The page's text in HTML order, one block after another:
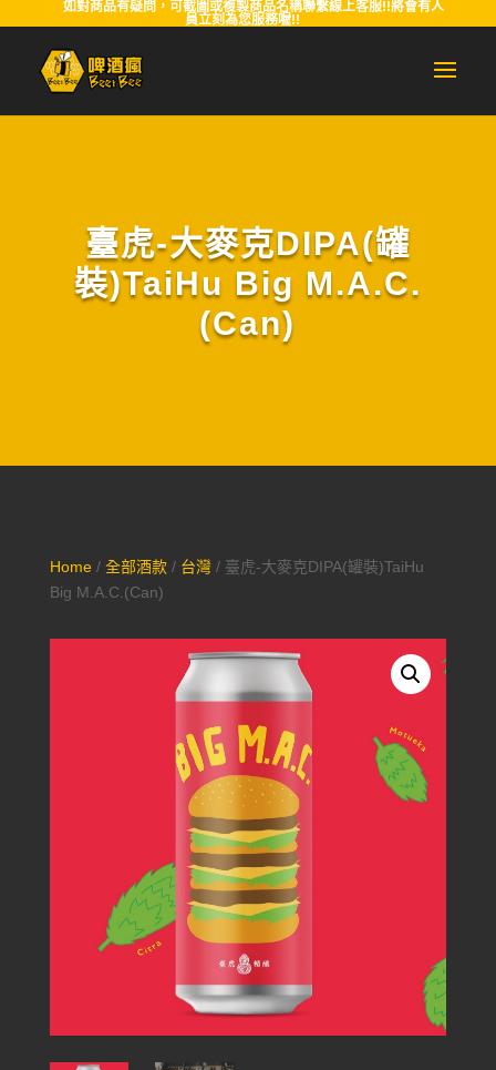
如對商品有疑問，可截圖或複製商品名稱聯繫線上客服!!將會有人
員立刻為您服務喔!!
臺虎-大麥克DIPA(罐
裝)TaiHu Big M.A.C.
(Can)
Home/ 全部酒款/ 台灣/ 臺虎-大麥克DIPA(罐裝)TaiHu
Big M.A.C.(Can)